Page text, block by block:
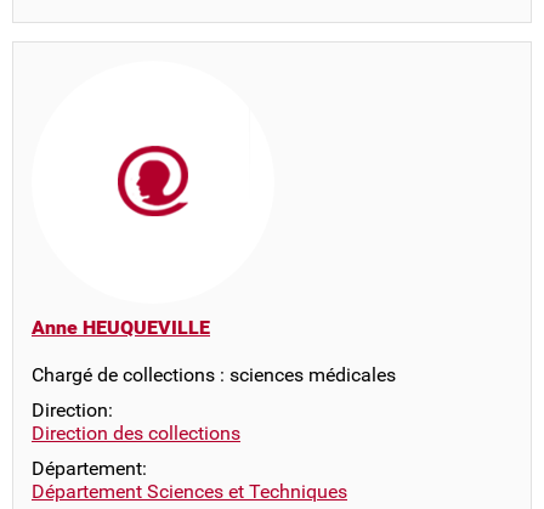
Anne HEUQUEVILLE
Chargé de collections : sciences médicales
Direction:
Direction des collections
Département:
Département Sciences et Techniques